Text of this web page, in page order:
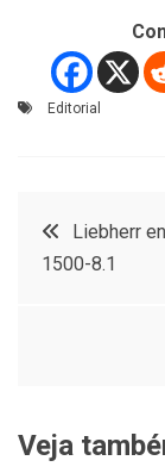
Editorial
Liebherr
1500-8.1
Veja